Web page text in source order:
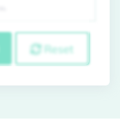
Reset